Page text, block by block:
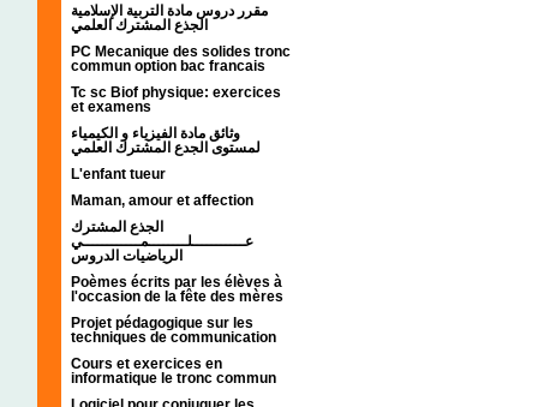
مقرر دروس مادة التربية الإسلامية
الجذع المشترك العلمي
PC Mecanique des solides tronc
commun option bac francais
Tc sc Biof physique: exercices
et examens
وثائق مادة الفيزياء و الكيمياء
L'enfant tueur
Maman, amour et affection
الجذع المشترك
عـــــــــــلــــــــمــــــــــــي
الرياضيات الدروس
Poèmes écrits par les élèves à
l'occasion de la fête des mères
Projet pédagogique sur les
techniques de communication
Cours et exercices en
informatique le tronc commun